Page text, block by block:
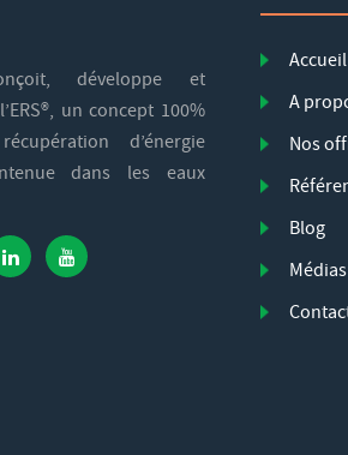
développe et
un concept 100%
d’énergie
dans les eaux
Accueil
A
Nos
Blog
Médias